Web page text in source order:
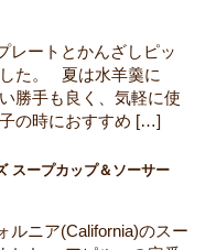
レートとかんざしピッ
た。 夏は水羊羹に
勝手も良く、気軽に使
の時におすすめ […]
スープカップ＆ソーサー
ルニア(California)のスー